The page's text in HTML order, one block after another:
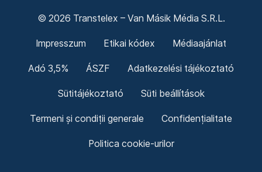
© 2026 Transtelex – Van Másik Média S.R.L.
Impresszum Etikai kódex Médiaajánlat
Adó 3,5% ÁSZF Adatkezelési tájékoztató
Sütitájékoztató Süti beállítások
Termeni și condiții generale Confidențialitate
Politica cookie-urilor